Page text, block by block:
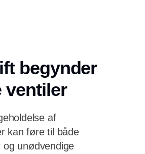
begynder
ventiler
af
kan føre til både
unødvendige